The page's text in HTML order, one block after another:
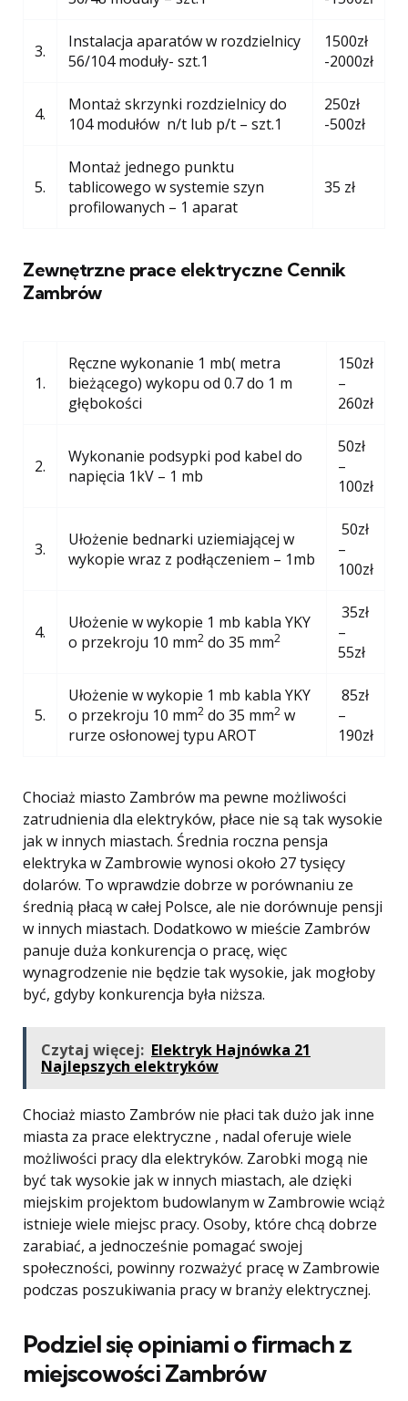
3.
Instalacja aparatów w rozdzielnicy
56/104 moduły- szt.1
1500zł
-2000zł
4.
Montaż skrzynki rozdzielnicy do
104 modułów n/t lub p/t – szt.1
250zł
-500zł
5.
Montaż jednego punktu
tablicowego w systemie szyn
profilowanych – 1 aparat
35 zł
Zewnętrzne prace elektryczne Cennik
Zambrów
1.
Ręczne wykonanie 1 mb( metra
bieżącego) wykopu od 0.7 do 1 m
głębokości
150zł
–
260zł
2.
Wykonanie podsypki pod kabel do
napięcia 1kV – 1 mb
50zł
–
100zł
3.
Ułożenie bednarki uziemiającej w
wykopie wraz z podłączeniem – 1mb
50zł
–
100zł
4.
Ułożenie w wykopie 1 mb kabla YKY
o przekroju 10 mm2 do 35 mm2
35zł
–
55zł
5.
Ułożenie w wykopie 1 mb kabla YKY
o przekroju 10 mm2 do 35 mm2 w
rurze osłonowej typu AROT
85zł
–
190zł
Chociaż miasto Zambrów ma pewne możliwości
zatrudnienia dla elektryków, płace nie są tak wysokie
jak w innych miastach. Średnia roczna pensja
elektryka w Zambrowie wynosi około 27 tysięcy
dolarów. To wprawdzie dobrze w porównaniu ze
średnią płacą w całej Polsce, ale nie dorównuje pensji
w innych miastach. Dodatkowo w mieście Zambrów
panuje duża konkurencja o pracę, więc
wynagrodzenie nie będzie tak wysokie, jak mogłoby
być, gdyby konkurencja była niższa.
Czytaj więcej: Elektryk Hajnówka 21
Najlepszych elektryków
Chociaż miasto Zambrów nie płaci tak dużo jak inne
miasta za prace elektryczne , nadal oferuje wiele
możliwości pracy dla elektryków. Zarobki mogą nie
być tak wysokie jak w innych miastach, ale dzięki
miejskim projektom budowlanym w Zambrowie wciąż
istnieje wiele miejsc pracy. Osoby, które chcą dobrze
zarabiać, a jednocześnie pomagać swojej
społeczności, powinny rozważyć pracę w Zambrowie
podczas poszukiwania pracy w branży elektrycznej.
Podziel się opiniami o firmach z
miejscowości Zambrów